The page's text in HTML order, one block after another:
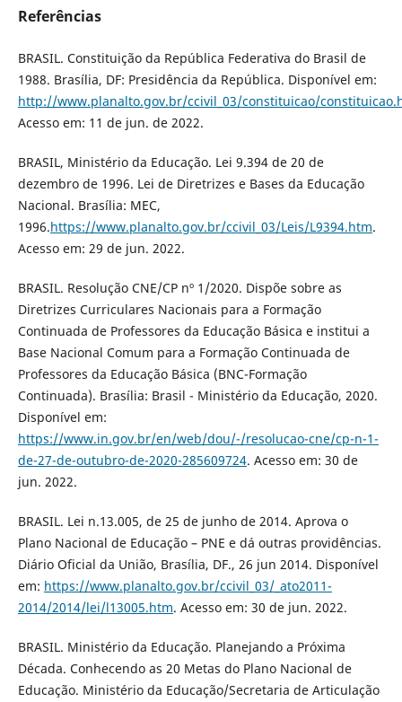
Referências
BRASIL. Constituição da República Federativa do Brasil de
1988. Brasília, DF: Presidência da República. Disponível em:
http://www.planalto.gov.br/ccivil_03/constituicao/
Acesso em: 11 de jun. de 2022.
BRASIL, Ministério da Educação. Lei 9.394 de 20 de
dezembro de 1996. Lei de Diretrizes e Bases da Educação
Nacional. Brasília: MEC,
1996.https://www.planalto.gov.br/ccivil_03/Leis/L9394.htm.
Acesso em: 29 de jun. 2022.
BRASIL. Resolução CNE/CP nº 1/2020. Dispõe sobre as
Diretrizes Curriculares Nacionais para a Formação
Continuada de Professores da Educação Básica e institui a
Base Nacional Comum para a Formação Continuada de
Professores da Educação Básica (BNC-Formação
Continuada). Brasília: Brasil - Ministério da Educação, 2020.
Disponível em:
https://www.in.gov.br/en/web/dou/-/resolucao-cne/cp-n-1-
de-27-de-outubro-de-2020-285609724. Acesso em: 30 de
jun. 2022.
BRASIL. Lei n.13.005, de 25 de junho de 2014. Aprova o
Plano Nacional de Educação – PNE e dá outras providências.
Diário Oficial da União, Brasília, DF., 26 jun 2014. Disponível
em: https://www.planalto.gov.br/ccivil_03/_ato2011-
2014/2014/lei/l13005.htm. Acesso em: 30 de jun. 2022.
BRASIL. Ministério da Educação. Planejando a Próxima
Década. Conhecendo as 20 Metas do Plano Nacional de
Educação. Ministério da Educação/Secretaria de Articulação